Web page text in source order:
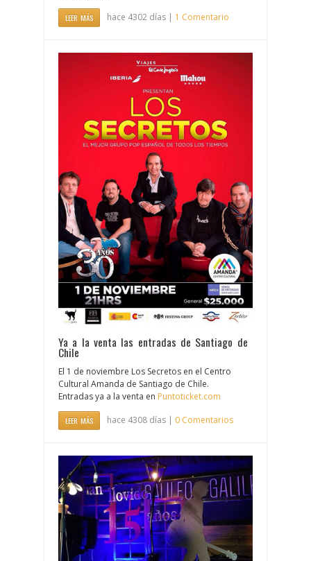
LEER MÁS hace 4302 días | 1 Comentario
Ya a la venta las entradas de Santiago de
Chile
El 1 de noviembre Los Secretos en el Centro
Cultural Amanda de Santiago de Chile.
Entradas ya a la venta en Puntoticket.com
LEER MÁS hace 4308 días | 0 Comentarios